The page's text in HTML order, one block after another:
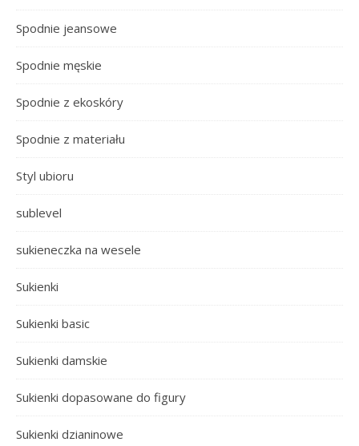
Spodnie jeansowe
Spodnie męskie
Spodnie z ekoskóry
Spodnie z materiału
Styl ubioru
sublevel
sukieneczka na wesele
Sukienki
Sukienki basic
Sukienki damskie
Sukienki dopasowane do figury
Sukienki dzianinowe